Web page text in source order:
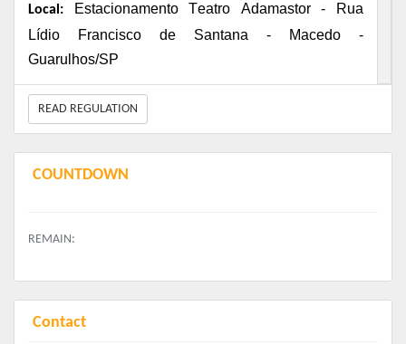
Local:
Estacionamento Teatro Adamastor - Rua
Lídio Francisco de Santana - Macedo -
Guarulhos/SP
READ REGULATION
COUNTDOWN
REMAIN:
Contact